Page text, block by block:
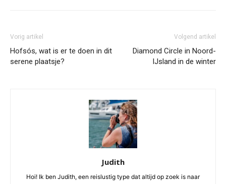
Vorig artikel
Hofsós, wat is er te doen in dit
serene plaatsje?
Volgend artikel
Diamond Circle in Noord-
IJsland in de winter
Judith
Hoi! Ik ben Judith, een reislustig type dat altijd op zoek is naar